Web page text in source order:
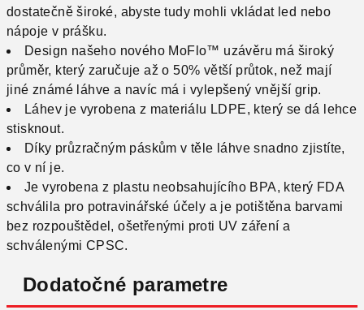
dostatečně široké, abyste tudy mohli vkládat led nebo
nápoje v prášku.
Design našeho nového MoFlo™ uzávěru má široký
průměr, který zaručuje až o 50% větší průtok, než mají
jiné známé láhve a navíc má i vylepšený vnější grip.
Láhev je vyrobena z materiálu LDPE, který se dá lehce
stisknout.
Díky průzračným páskům v těle láhve snadno zjistíte,
co v ní je.
Je vyrobena z plastu neobsahujícího BPA, který FDA
schválila pro potravinářské účely a je potištěna barvami
bez rozpouštědel, ošetřenými proti UV záření a
schválenými CPSC.
Dodatočné parametre